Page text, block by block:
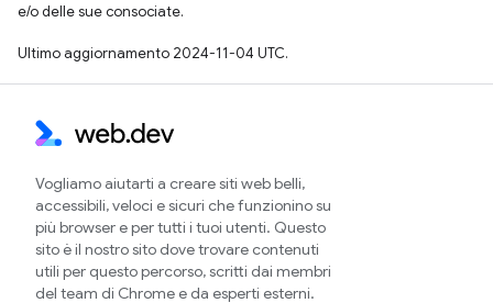
e/o delle sue consociate.
Ultimo aggiornamento 2024-11-04 UTC.
Vogliamo aiutarti a creare siti web belli,
accessibili, veloci e sicuri che funzionino su
più browser e per tutti i tuoi utenti. Questo
sito è il nostro sito dove trovare contenuti
utili per questo percorso, scritti dai membri
del team di Chrome e da esperti esterni.